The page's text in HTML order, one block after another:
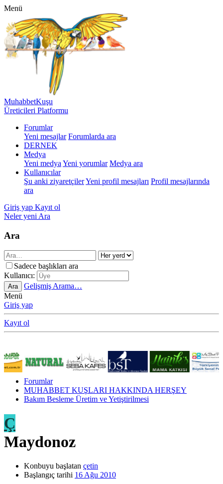
Menü
MuhabbetKuşu
Üreticileri Platformu
Forumlar
Yeni mesajlar Forumlarda ara
DERNEK
Medya
Yeni medya Yeni yorumlar Medya ara
Kullanıcılar
Şu anki ziyaretçilerYeni profil mesajları Profil mesajlarında
ara
Giriş yap Kayıt ol
Neler yeni Ara
Ara
Sadece başlıkları ara
Kullanıcı:
Ara
Gelişmiş Arama…
Menü
Giriş yap
Kayıt ol
Forumlar
MUHABBET KUŞLARI HAKKINDA HERŞEY
Bakım Besleme Üretim ve Yetiştirilmesi
Ç
Maydonoz
Konbuyu başlatan çetin
Başlangıç tarihi 16 Ağu 2010